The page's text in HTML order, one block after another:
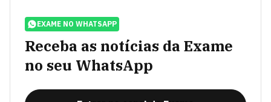
EXAME NO WHATSAPP
Receba as notícias da Exame
no seu WhatsApp